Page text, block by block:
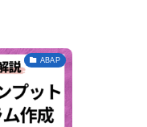
ABAP